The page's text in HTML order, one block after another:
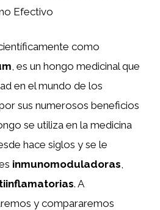
Efectivo
como
, es un hongo medicinal que
en el mundo de los
sus numerosos beneficios
se utiliza en la medicina
hace siglos y se le
inmunomoduladoras,
. A
y compararemos